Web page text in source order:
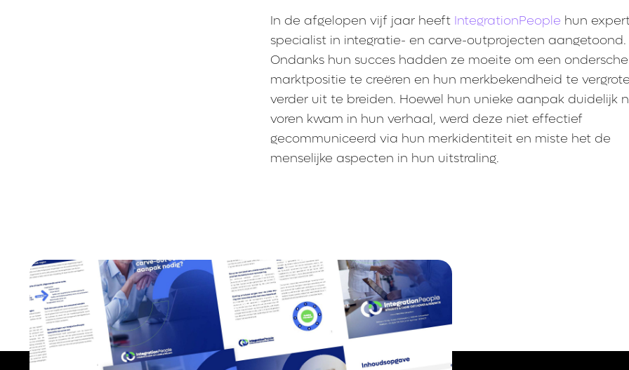
In de afgelopen vijf jaar heeft IntegrationPeople hun
specialist in integratie- en carve-outprojecten aangetoond.
Ondanks hun succes hadden ze moeite om een
marktpositie te creëren en hun merkbekendheid te
verder uit te breiden. Hoewel hun unieke aanpak duidelijk
voren kwam in hun verhaal, werd deze niet effectief
gecommuniceerd via hun merkidentiteit en miste het de
menselijke aspecten in hun uitstraling.